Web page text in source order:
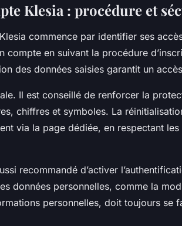
Klesia : procédure et
commence par identifier ses
compte en suivant la procédure
des données saisies garantit un
Il est conseillé de renforcer la
chiffres et symboles. La
via la page dédiée, en respectant
recommandé d’activer
données personnelles, comme la
personnelles, doit toujours se